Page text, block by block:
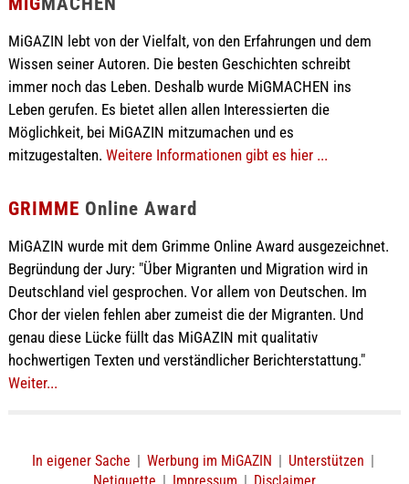
MiGAZIN lebt von der Vielfalt, von den Erfahrungen und dem
Wissen seiner Autoren. Die besten Geschichten schreibt
immer noch das Leben. Deshalb wurde MiGMACHEN ins
Leben gerufen. Es bietet allen allen Interessierten die
Möglichkeit, bei MiGAZIN mitzumachen und es
mitzugestalten. Weitere Informationen gibt es hier ...
GRIMME Online Award
MiGAZIN wurde mit dem Grimme Online Award ausgezeichnet.
Begründung der Jury: "Über Migranten und Migration wird in
Deutschland viel gesprochen. Vor allem von Deutschen. Im
Chor der vielen fehlen aber zumeist die der Migranten. Und
genau diese Lücke füllt das MiGAZIN mit qualitativ
hochwertigen Texten und verständlicher Berichterstattung."
Weiter...
In eigener Sache | Werbung im MiGAZIN | Unterstützen |